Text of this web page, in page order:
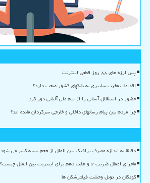
پس لرزه های ۸۸ روز قطعی اینترنت
اقدامات مخرب سایبری به بانکهای کشور صحت دارد؟
حضور در استقلال آسانی را از تیم ملی آلبانی دور کرد
چرا مردم بین پیام رسانهای داخلی و خارجی سرگردان مانده اند؟
دقیقا به اندازه مصرف ترافیک بین الملل از حجم بسته کسر می شود
ماجرای اعمال ضریب ۲ و هفت دهم برای اینترنت بین الملل چیست؟
کودکان در تونل وحشت فیلترشکن ها